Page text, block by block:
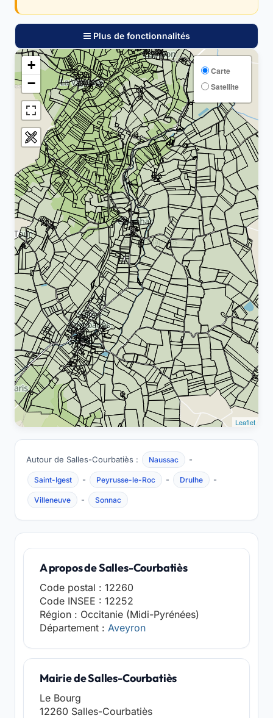
Plus de fonctionnalités
+
−
Carte
Satellite
Leaflet
Autour de Salles-Courbatiès : Naussac -
Saint-Igest - Peyrusse-le-Roc - Drulhe -
Villeneuve - Sonnac
A propos de Salles-Courbatiès
Code postal : 12260
Code INSEE : 12252
Région : Occitanie (Midi-Pyrénées)
Département : Aveyron
Mairie de Salles-Courbatiès
Le Bourg
12260 Salles-Courbatiès